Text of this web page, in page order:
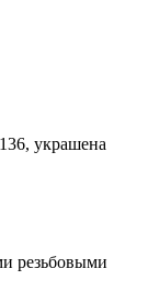
украшена
резьбовыми